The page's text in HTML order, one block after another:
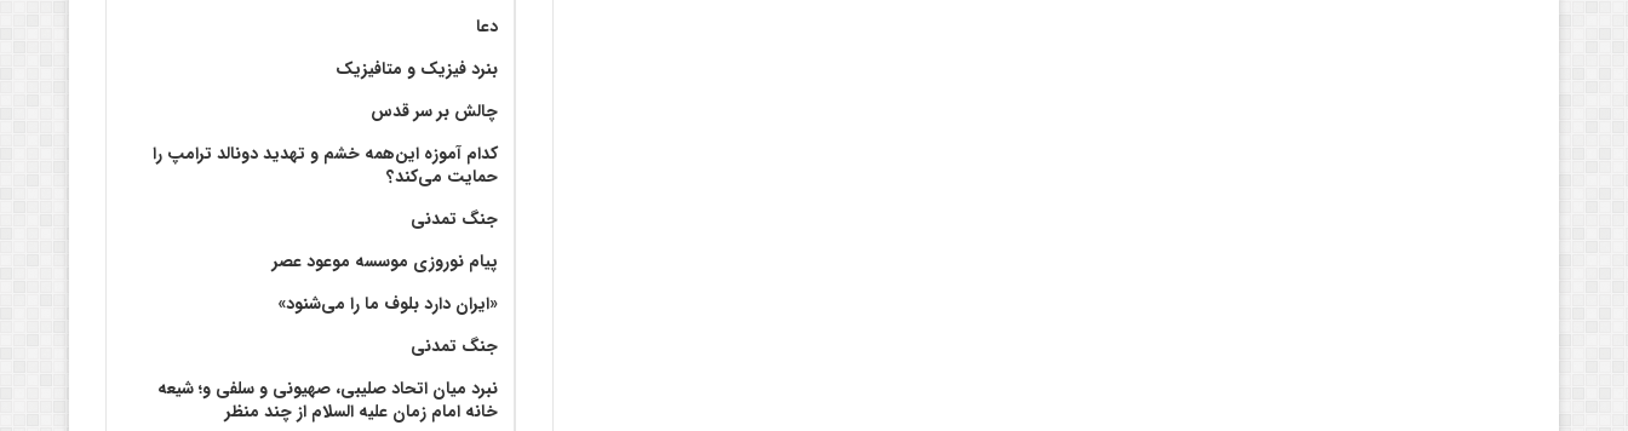
دعا
بنرد فیزیک و متافیزیک
چالش بر سر قدس
کدام آموزه این‌همه خشم و تهدید دونالد ترامپ را
حمایت می‌کند؟
جنگ تمدنی
پیام نوروزی موسسه موعود عصر
«ایران دارد بلوف ما را می‌شنود»
جنگ تمدنی
نبرد میان اتحاد صلیبی، صهیونی و سلفی و؛ شیعه
خانه امام زمان علیه السلام از چند منظر